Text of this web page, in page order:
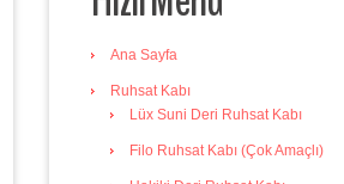
Ana Sayfa
Ruhsat Kabı
Lüx Suni Deri Ruhsat Kabı
Filo Ruhsat Kabı (Çok Amaçlı)